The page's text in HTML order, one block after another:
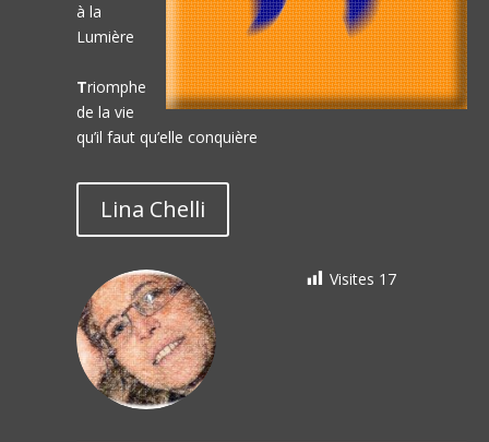
à la
Lumière
Triomphe
de la vie
qu’il faut qu’elle conquière
Lina Chelli
Visites 17